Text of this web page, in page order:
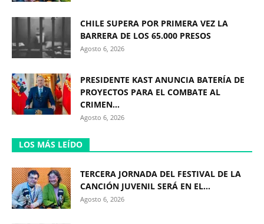
CHILE SUPERA POR PRIMERA VEZ LA
BARRERA DE LOS 65.000 PRESOS
Agosto 6, 2026
PRESIDENTE KAST ANUNCIA BATERÍA DE
PROYECTOS PARA EL COMBATE AL
CRIMEN...
Agosto 6, 2026
LOS MÁS LEÍDO
TERCERA JORNADA DEL FESTIVAL DE LA
CANCIÓN JUVENIL SERÁ EN EL...
Agosto 6, 2026